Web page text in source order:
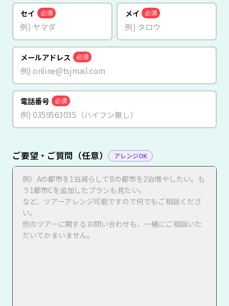
セイ 必須 メイ 必須
メールアドレス 必須
電話番号 必須
ご要望・ご質問（任意） アレンジOK